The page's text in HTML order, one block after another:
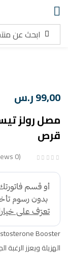
99,00ر.س
قرص
0
الهزيلة ويعزز
تذكرني